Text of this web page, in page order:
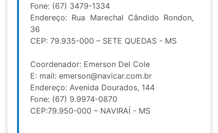
Fone: (67) 3479-1334
Endereço: Rua Marechal Cândido Rondon,
36
CEP: 79.935-000 – SETE QUEDAS - MS
Coordenador: Emerson Del Cole
E: mail: emerson@navicar.com.br
Endereço: Avenida Dourados, 144
Fone: (67) 9.9974-0870
CEP:79.950-000 – NAVIRAÍ - MS